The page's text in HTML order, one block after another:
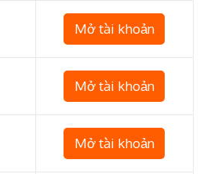
Mở tài khoản
Mở tài khoản
Mở tài khoản